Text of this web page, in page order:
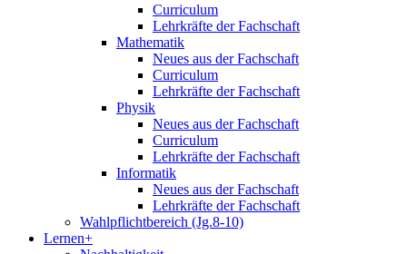
Curriculum
Lehrkräfte der Fachschaft
Mathematik
Neues aus der Fachschaft
Curriculum
Lehrkräfte der Fachschaft
Physik
Neues aus der Fachschaft
Curriculum
Lehrkräfte der Fachschaft
Informatik
Neues aus der Fachschaft
Lehrkräfte der Fachschaft
Wahlpflichtbereich (Jg.8-10)
Lernen+